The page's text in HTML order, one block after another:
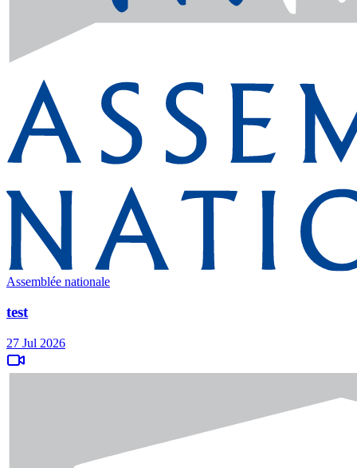
Assemblée nationale
test
27 Jul 2026